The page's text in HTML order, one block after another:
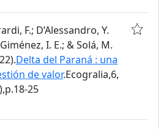
F.; D’Alessandro, Y.
I. E.; & Solá, M.
Delta del Paraná : una
de valor.Ecogralia,6,
25